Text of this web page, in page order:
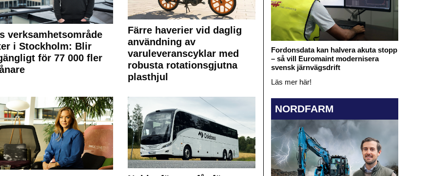
verksamhetsområde
i Stockholm: Blir
för 77 000 fler
Färre haverier vid daglig
användning av
varuleveranscyklar med
robusta rotationsgjutna
plasthjul
Fordonsdata kan halvera akuta stopp
– så vill Euromaint modernisera
svensk järnvägsdrift
Läs mer här!
NORDFARM